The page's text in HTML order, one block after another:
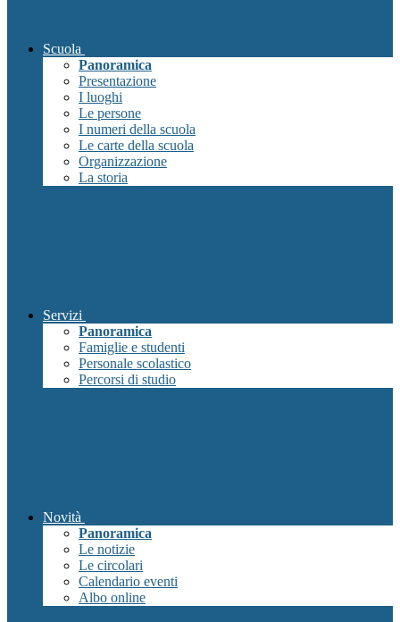
Scuola
Panoramica
Presentazione
I luoghi
Le persone
I numeri della scuola
Le carte della scuola
Organizzazione
La storia
Servizi
Panoramica
Famiglie e studenti
Personale scolastico
Percorsi di studio
Novità
Panoramica
Le notizie
Le circolari
Calendario eventi
Albo online